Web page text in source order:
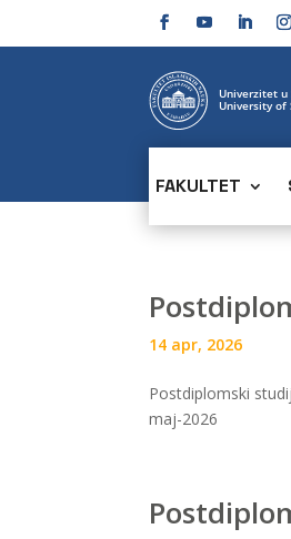
FAKULTET
14 apr, 2026
Postdiplomski
maj-2026